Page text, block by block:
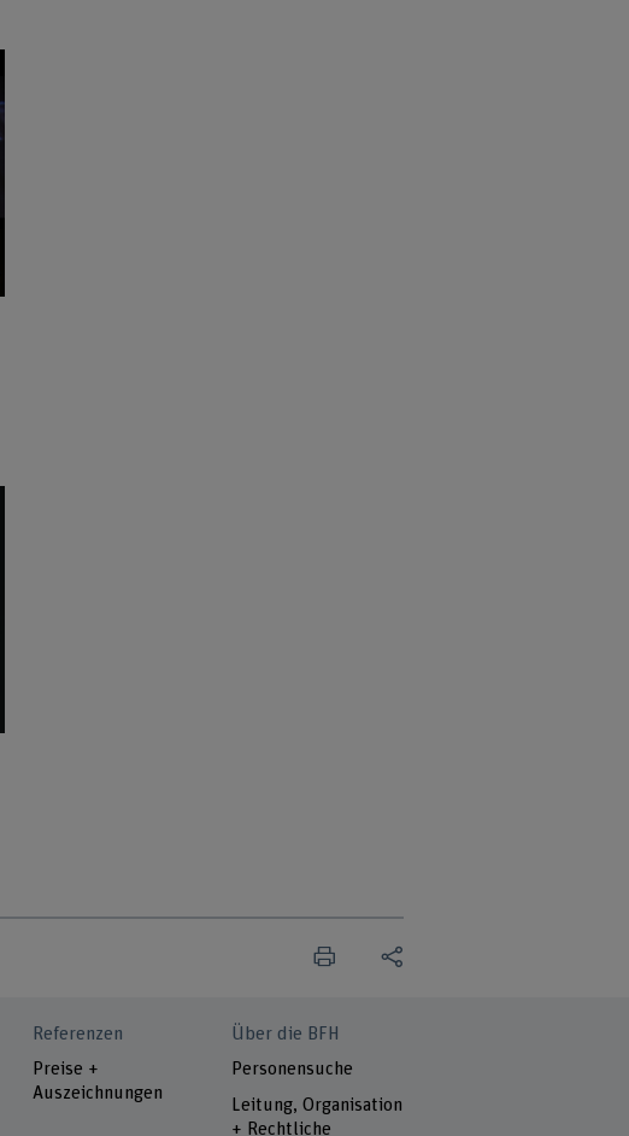
Referenzen
Preise +
Auszeichnungen
Über die BFH
Personensuche
Leitung, Organisation
+ Rechtliche